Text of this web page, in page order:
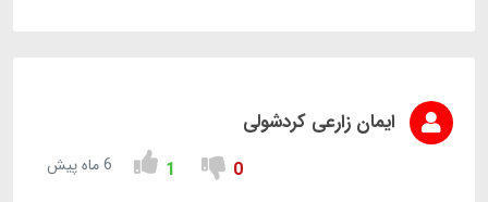
ایمان زارعی کردشولی
0
1 6 ماه پیش